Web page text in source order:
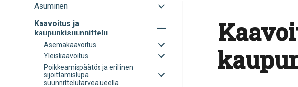
Asuminen
Avaa
Kaavoitus ja
kaupunkisuunnittelu
sulje
Asemakaavoitus
Avaa
sulje
Yleiskaavoitus
Avaa
alavalikko
Poikkeamispäätös ja erillinen
sijoittamislupa
suunnittelutarvealueella